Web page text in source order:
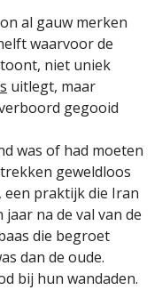
al gauw merken
waarvoor de
niet uniek
uitlegt, maar
gegooid
was of had moeten
geweldloos
een praktijk die Iran
na de val van de
die begroet
dan de oude.
bij hun wandaden.